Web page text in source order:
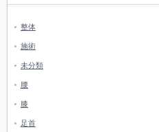
整体
施術
未分類
腰
膝
足首